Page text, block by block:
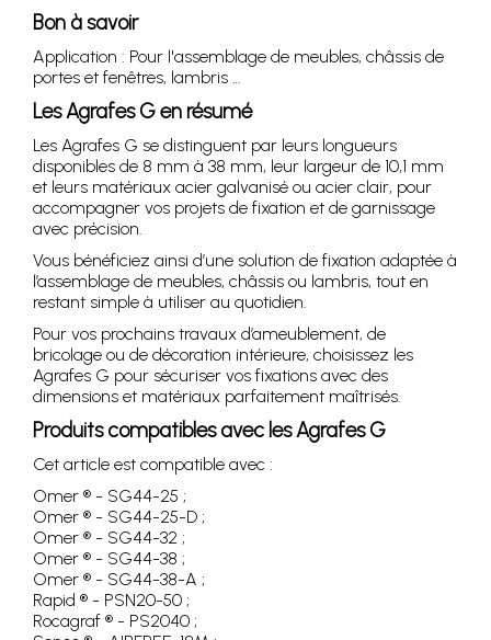
Bon à savoir
Application : Pour l'assemblage de meubles, châssis de
portes et fenêtres, lambris …
Les Agrafes G en résumé
Les Agrafes G se distinguent par leurs longueurs
disponibles de 8 mm à 38 mm, leur largeur de 10,1 mm
et leurs matériaux acier galvanisé ou acier clair, pour
accompagner vos projets de fixation et de garnissage
avec précision.
Vous bénéficiez ainsi d’une solution de fixation adaptée à
l’assemblage de meubles, châssis ou lambris, tout en
restant simple à utiliser au quotidien.
Pour vos prochains travaux d’ameublement, de
bricolage ou de décoration intérieure, choisissez les
Agrafes G pour sécuriser vos fixations avec des
dimensions et matériaux parfaitement maîtrisés.
Produits compatibles avec les Agrafes G
Cet article est compatible avec :
Omer ® - SG44-25 ;
Omer ® - SG44-25-D ;
Omer ® - SG44-32 ;
Omer ® - SG44-38 ;
Omer ® - SG44-38-A ;
Rapid ® - PSN20-50 ;
Rocagraf ® - PS2040 ;